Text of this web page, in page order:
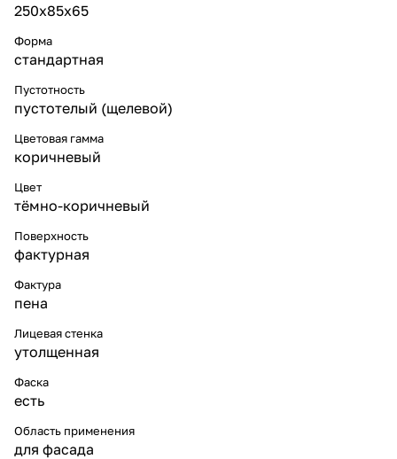
250х85х65
Форма
стандартная
Пустотность
пустотелый (щелевой)
Цветовая гамма
коричневый
Цвет
тёмно-коричневый
Поверхность
фактурная
Фактура
пена
Лицевая стенка
утолщенная
Фаска
есть
Область применения
для фасада